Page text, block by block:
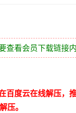
查看会员下载链接
百度云在线解压，
压。